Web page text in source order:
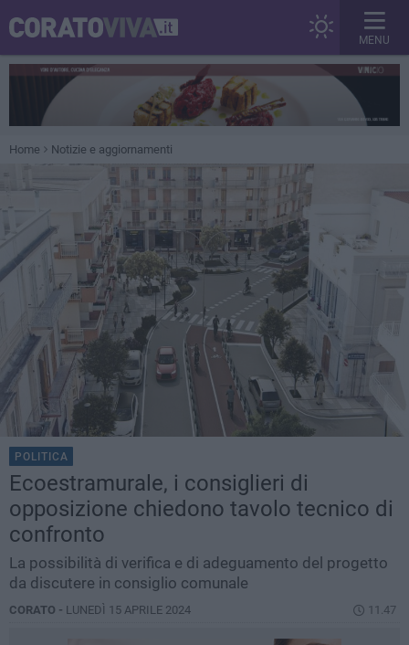
MENU
Home Notizie e aggiornamenti
POLITICA
Ecoestramurale, i consiglieri di
opposizione chiedono tavolo tecnico di
confronto
La possibilità di verifica e di adeguamento del progetto
da discutere in consiglio comunale
CORATO - LUNEDÌ 15 APRILE 2024 11.47